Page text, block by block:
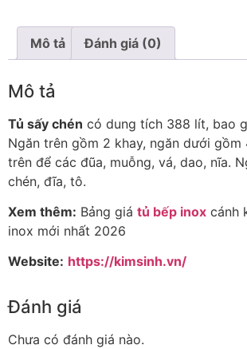
Mô tả Đánh giá (0)
Mô tả
Tủ sấy chén có dung tích 388 lít, bao
Ngăn trên gồm 2 khay, ngăn dưới gồm
trên để các đũa, muỗng, vá, dao, nĩa.
chén, đĩa, tô.
Xem thêm: Bảng giá tủ bếp inox cánh
inox mới nhất 2026
Website: https://kimsinh.vn/
Đánh giá
Chưa có đánh giá nào.